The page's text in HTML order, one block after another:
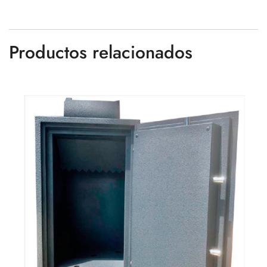
Productos relacionados